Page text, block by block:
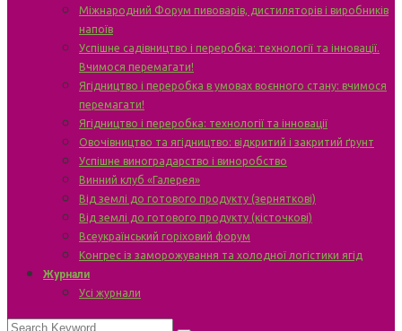
Міжнародний Форум пивоварів, дистиляторів і виробників
напоїв
Успішне садівництво і переробка: технології та інновації.
Вчимося перемагати!
Ягідництво і переробка в умовах воєнного стану: вчимося
перемагати!
Ягідництво і переробка: технології та інновації
Овочівництво та ягідництво: відкритий і закритий ґрунт
Успішне виноградарство і виноробство
Винний клуб «Галерея»
Від землі до готового продукту (зерняткові)
Від землі до готового продукту (кісточкові)
Всеукраїнський горіховий форум
Конгрес із заморожування та холодної логістики ягід
Журнали
Усі журнали